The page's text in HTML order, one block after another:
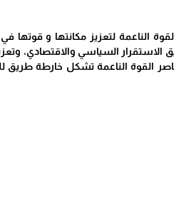
الناعمة لتعزيز مكانتها و
الاستقرار السياسي والاقتصادي،
القوة الناعمة تشكل خارطة